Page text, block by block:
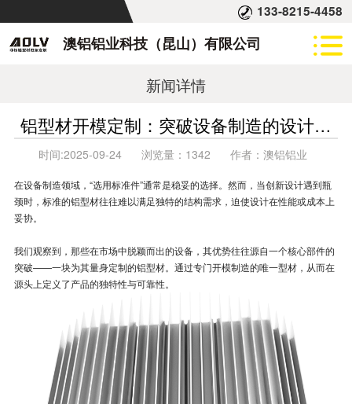
133-8215-4458
澳铝铝业科技（昆山）有限公司
新闻详情
铝型材开模定制：突破设备制造的设计瓶
颈与成本限制
时间:2025-09-24 浏览量： 1342 作者： 澳铝铝业
在设备制造领域，“选用标准件”通常是稳妥的选择。然而，当创新设计遇到瓶
颈时，标准的铝型材往往难以满足独特的结构需求，迫使设计在性能或成本上
妥协。
我们观察到，那些在市场中脱颖而出的设备，其优势往往源自一个核心部件的
突破——一块为其量身定制的铝型材。通过专门开模制造的唯一型材，从而在
源头上定义了产品的独特性与可靠性。